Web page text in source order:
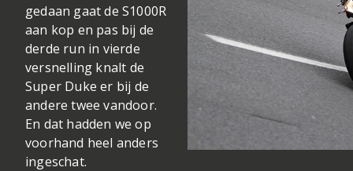
gedaan gaat de S1000R
aan kop en pas bij de
derde run in vierde
versnelling knalt de
Super Duke er bij de
andere twee vandoor.
En dat hadden we op
voorhand heel anders
ingeschat.